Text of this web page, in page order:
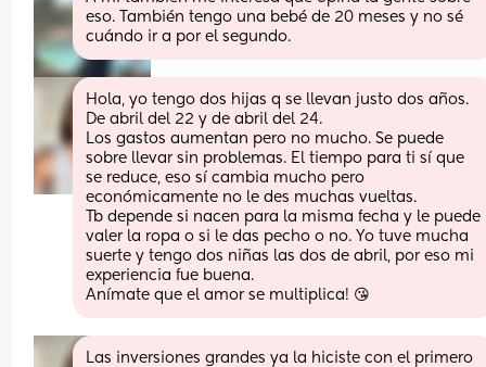
eso. También tengo una bebé de 20 meses y no sé
cuándo ir a por el segundo.
Hola, yo tengo dos hijas q se llevan justo dos años.
De abril del 22 y de abril del 24.
Los gastos aumentan pero no mucho. Se puede
sobre llevar sin problemas. El tiempo para ti sí que
se reduce, eso sí cambia mucho pero
económicamente no le des muchas vueltas.
Tb depende si nacen para la misma fecha y le puede
valer la ropa o si le das pecho o no. Yo tuve mucha
suerte y tengo dos niñas las dos de abril, por eso mi
experiencia fue buena.
Anímate que el amor se multiplica! 😘
Las inversiones grandes ya la hiciste con el primero